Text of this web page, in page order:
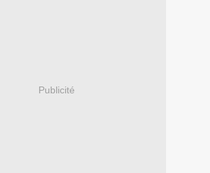
Publicité